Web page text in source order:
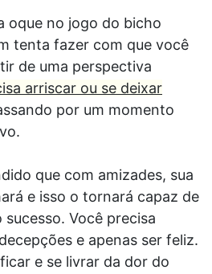
oque no jogo do bicho
tenta fazer com que você
de uma perspectiva
arriscar ou se deixar
por um momento
que com amizades, sua
e isso o tornará capaz de
Você precisa
e apenas ser feliz.
e se livrar da dor do